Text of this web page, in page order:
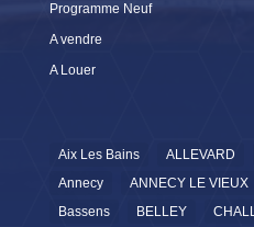
Programme Neuf
A vendre
A Louer
Aix Les Bains ALLEVARD
Annecy
ANNECY LE VIEUX
Bassens
BELLEY